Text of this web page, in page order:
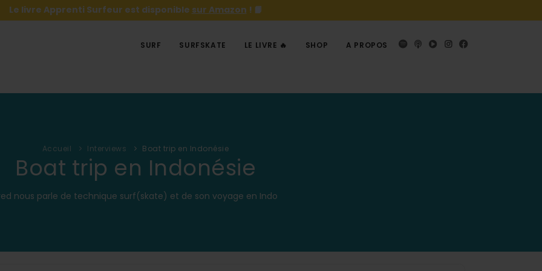
Le livre Apprenti Surfeur est disponible sur Amazon ! 📙
SURF SURFSKATE LE LIVRE 🔥 SHOP A PROPOS
Accueil Interviews Boat trip en Indonésie
Boat trip en Indonésie
nous parle de technique surf(skate) et de son voyage en Indo